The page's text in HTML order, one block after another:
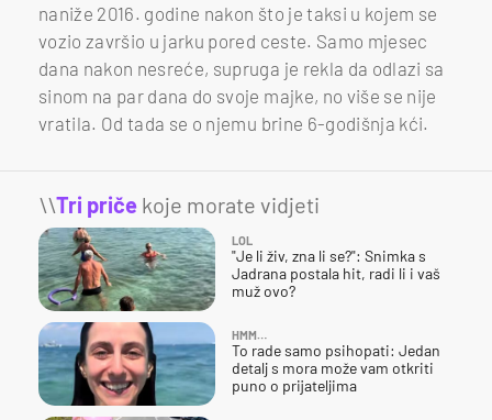
naniže 2016. godine nakon što je taksi u kojem se
vozio završio u jarku pored ceste. Samo mjesec
dana nakon nesreće, supruga je rekla da odlazi sa
sinom na par dana do svoje majke, no više se nije
vratila. Od tada se o njemu brine 6-godišnja kći.
\\Tri priče koje morate vidjeti
LOL
"Je li živ, zna li se?": Snimka s
Jadrana postala hit, radi li i vaš
muž ovo?
HMM…
To rade samo psihopati: Jedan
detalj s mora može vam otkriti
puno o prijateljima